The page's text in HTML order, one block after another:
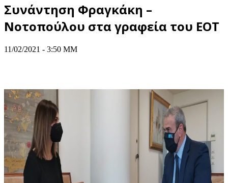
Συνάντηση Φραγκάκη –
Νοτοπούλου στα γραφεία του ΕΟΤ
11/02/2021 - 3:50 ΜΜ